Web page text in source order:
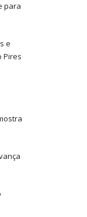
para
e
Pires